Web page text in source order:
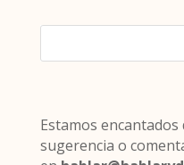
Estamos
sugerencia o